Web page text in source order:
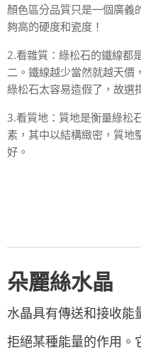
顏色區分品質只是一個廣義
夠高的硬度和瓷度！
2.看雜質：綠松石的鐵線都
二。鐵線越少當然就越天價
綠松石太容易造假了，故選
3.看質地：質地是衡量綠松
素，其中以結構緻密，質地
好。
朵麗絲水晶
水晶具有傳送和接收能
拒絕某種能量的作用。